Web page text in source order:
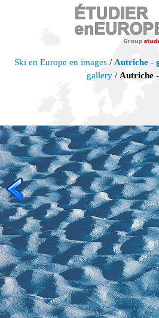
Ski en Europe en images / Autriche -
gallery/ Autriche